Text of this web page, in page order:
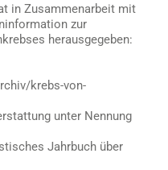
in Zusammenarbeit mit
zur
herausgegeben:
krebs-von-
unter Nennung
Jahrbuch über